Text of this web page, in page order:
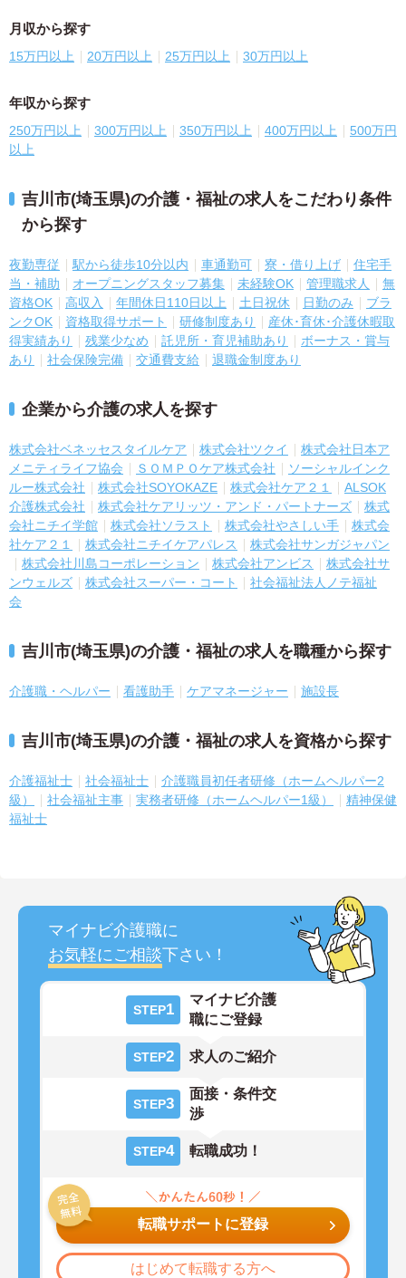
月収から探す
15万円以上 20万円以上 25万円以上 30万円以上
年収から探す
250万円以上 300万円以上 350万円以上 400万円以上
500万円
以上
吉川市(埼玉県)の介護・福祉の求人をこだわり条件
から探す
夜勤専従 駅から徒歩10分以内 車通勤可 寮・借り上げ
住宅手
当・補助
オープニングスタッフ募集 未経験OK 管理職求人
無
資格OK
高収入 年間休日110日以上 土日祝休 日勤のみ
ブラ
ンクOK
資格取得サポート 研修制度あり
産休･育休･介護休暇取
得実績あり
残業少なめ 託児所・育児補助あり
ボーナス・賞与
あり
社会保険完備 交通費支給 退職金制度あり
企業から介護の求人を探す
株式会社ベネッセスタイルケア 株式会社ツクイ
株式会社日本ア
メニティライフ協会
ＳＯＭＰＯケア株式会社
ソーシャルインク
ルー株式会社
株式会社SOYOKAZE 株式会社ケア２１
ALSOK
介護株式会社
株式会社ケアリッツ・アンド・パートナーズ
株式
会社ニチイ学館
株式会社ソラスト 株式会社やさしい手
株式会
社ケア２１
株式会社ニチイケアパレス
株式会社サンガジャパン
株式会社川島コーポレーション
株式会社アンビス
株式会社サ
ンウェルズ
株式会社スーパー・コート
社会福祉法人ノテ福祉
会
吉川市(埼玉県)の介護・福祉の求人を職種から探す
介護職・ヘルパー 看護助手 ケアマネージャー 施設長
吉川市(埼玉県)の介護・福祉の求人を資格から探す
介護福祉士 社会福祉士
介護職員初任者研修（ホームヘルパー2
級）
社会福祉主事 実務者研修（ホームヘルパー1級）
精神保健
福祉士
マイナビ介護職に
お気軽にご相談下さい！
STEP1
マイナビ介護
職にご登録
STEP2 求人のご紹介
STEP3
面接・条件交
渉
STEP4 転職成功！
転職サポートに登録
はじめて転職する方へ